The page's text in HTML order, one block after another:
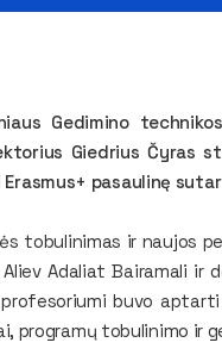
Gedimino
Giedrius Čyras
pasaulinę
tobulinimas ir naujos
Adaliat Bairamali ir
buvo
programų tobulinimo ir